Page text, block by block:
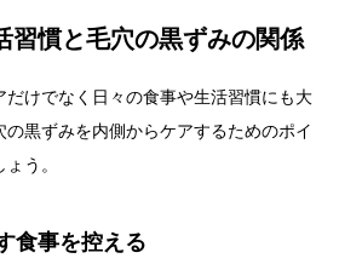
習慣と毛穴の黒ずみの関係
だけでなく日々の食事や生活習慣にも大
の黒ずみを内側からケアするためのポイ
う。
食事を控える